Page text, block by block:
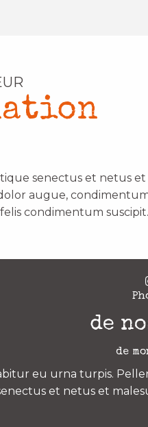
senectus et netus et
augue,
condimentum suscipit.
de
de
eu urna turpis.
et netus et